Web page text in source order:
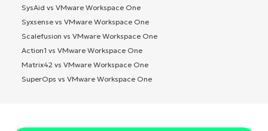
SysAid vs VMware Workspace One
Syxsense vs VMware Workspace One
Scalefusion vs VMware Workspace One
Action1 vs VMware Workspace One
Matrix42 vs VMware Workspace One
SuperOps vs VMware Workspace One